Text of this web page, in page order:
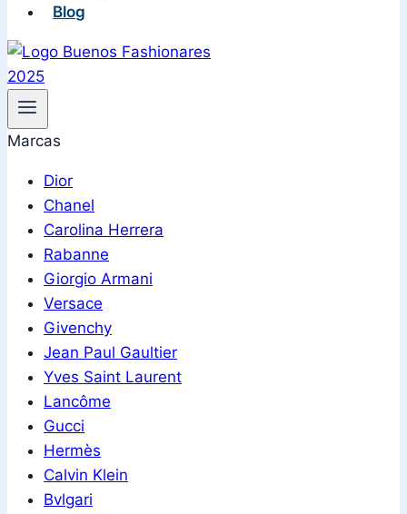
Blog
Marcas
Dior
Chanel
Carolina Herrera
Rabanne
Giorgio Armani
Versace
Givenchy
Jean Paul Gaultier
Yves Saint Laurent
Lancôme
Gucci
Hermès
Calvin Klein
Bvlgari